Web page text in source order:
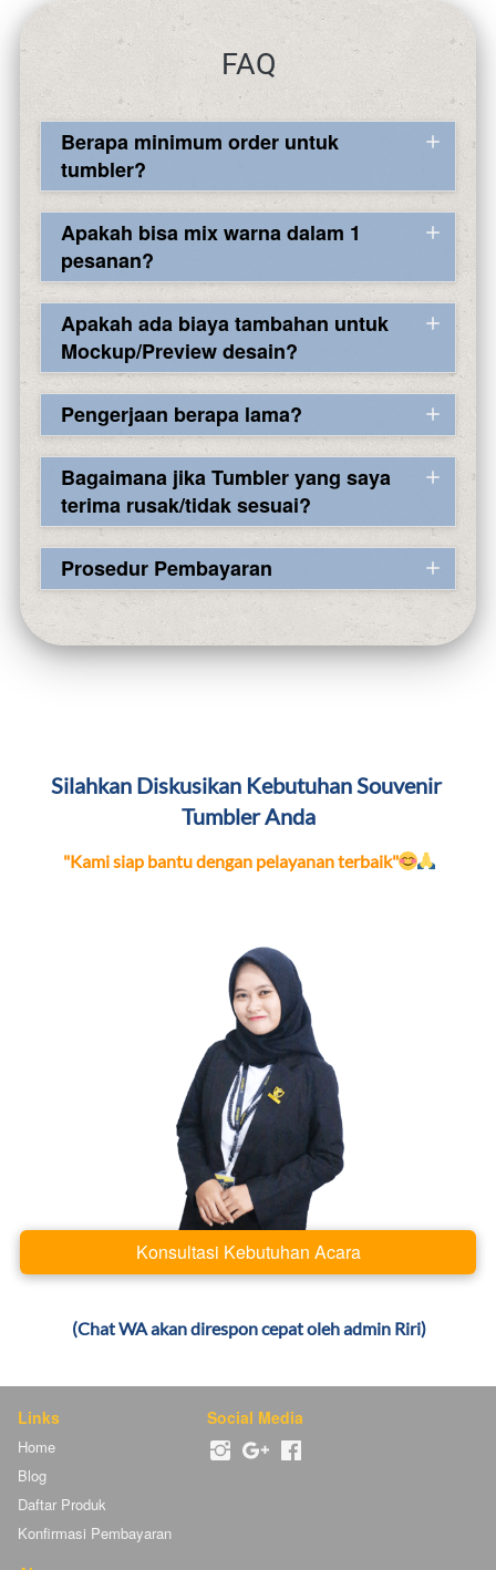
FAQ
Berapa minimum order untuk
tumbler?
Apakah bisa mix warna dalam 1
pesanan?
Apakah ada biaya tambahan untuk
Mockup/Preview desain?
Pengerjaan berapa lama?
Bagaimana jika Tumbler yang saya
terima rusak/tidak sesuai?
Prosedur Pembayaran
Silahkan Diskusikan Kebutuhan Souvenir
Tumbler Anda
"Kami siap bantu dengan pelayanan terbaik"
`Konsultasi Kebutuhan Acara
(Chat WA akan direspon cepat oleh admin Riri)
Links
Home
Blog
Daftar Produk
Konfirmasi Pembayaran
Social Media